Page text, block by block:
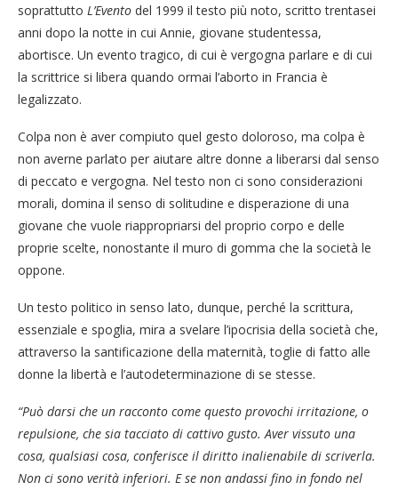
soprattutto L’Evento del 1999 il testo più noto, scritto trentasei
anni dopo la notte in cui Annie, giovane studentessa,
abortisce. Un evento tragico, di cui è vergogna parlare e di cui
la scrittrice si libera quando ormai l’aborto in Francia è
legalizzato.
Colpa non è aver compiuto quel gesto doloroso, ma colpa è
non averne parlato per aiutare altre donne a liberarsi dal senso
di peccato e vergogna. Nel testo non ci sono considerazioni
morali, domina il senso di solitudine e disperazione di una
giovane che vuole riappropriarsi del proprio corpo e delle
proprie scelte, nonostante il muro di gomma che la società le
oppone.
Un testo politico in senso lato, dunque, perché la scrittura,
essenziale e spoglia, mira a svelare l’ipocrisia della società che,
attraverso la santificazione della maternità, toglie di fatto alle
donne la libertà e l’autodeterminazione di se stesse.
“Può darsi che un racconto come questo provochi irritazione, o
repulsione, che sia tacciato di cattivo gusto. Aver vissuto una
cosa, qualsiasi cosa, conferisce il diritto inalienabile di scriverla.
Non ci sono verità inferiori. E se non andassi fino in fondo nel